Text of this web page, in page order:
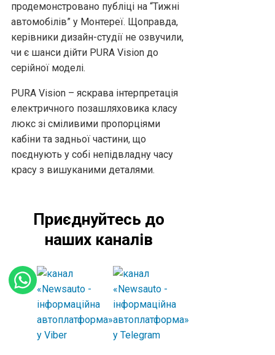
продемонстровано публіці на “Тижні
автомобілів” у Монтереї. Щоправда,
керівники дизайн-студії не озвучили,
чи є шанси дійти PURA Vision до
серійної моделі.
PURA Vision – яскрава інтерпретація
електричного позашляховика класу
люкс зі сміливими пропорціями
кабіни та задньої частини, що
поєднують у собі непідвладну часу
красу з вишуканими деталями.
Приєднуйтесь до
наших каналів